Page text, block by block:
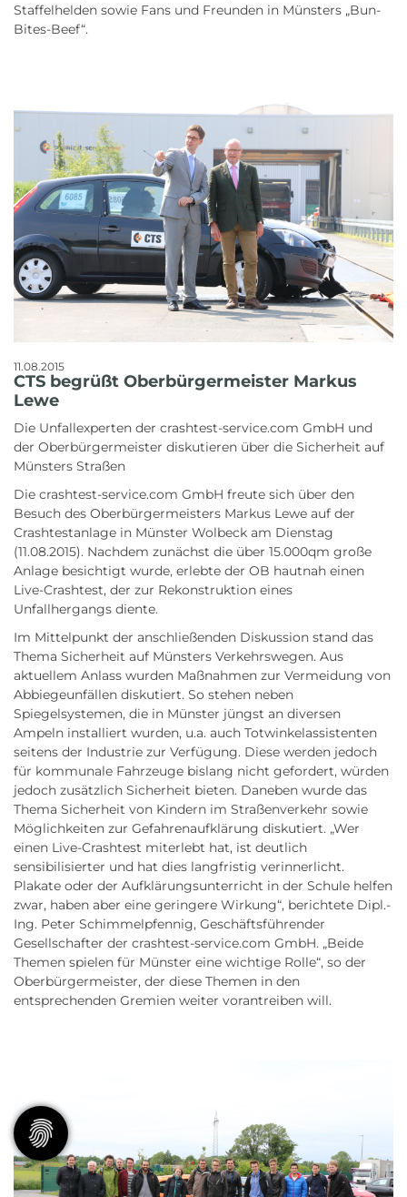
Staffelhelden sowie Fans und Freunden in Münsters „Bun-
Bites-Beef“.
11.08.2015
CTS begrüßt Oberbürgermeister Markus
Lewe
Die Unfallexperten der crashtest-service.com GmbH und
der Oberbürgermeister diskutieren über die Sicherheit auf
Münsters Straßen
Die crashtest-service.com GmbH freute sich über den
Besuch des Oberbürgermeisters Markus Lewe auf der
Crashtestanlage in Münster Wolbeck am Dienstag
(11.08.2015). Nachdem zunächst die über 15.000qm große
Anlage besichtigt wurde, erlebte der OB hautnah einen
Live-Crashtest, der zur Rekonstruktion eines
Unfallhergangs diente.
Im Mittelpunkt der anschließenden Diskussion stand das
Thema Sicherheit auf Münsters Verkehrswegen. Aus
aktuellem Anlass wurden Maßnahmen zur Vermeidung von
Abbiegeunfällen diskutiert. So stehen neben
Spiegelsystemen, die in Münster jüngst an diversen
Ampeln installiert wurden, u.a. auch Totwinkelassistenten
seitens der Industrie zur Verfügung. Diese werden jedoch
für kommunale Fahrzeuge bislang nicht gefordert, würden
jedoch zusätzlich Sicherheit bieten. Daneben wurde das
Thema Sicherheit von Kindern im Straßenverkehr sowie
Möglichkeiten zur Gefahrenaufklärung diskutiert. „Wer
einen Live-Crashtest miterlebt hat, ist deutlich
sensibilisierter und hat dies langfristig verinnerlicht.
Plakate oder der Aufklärungsunterricht in der Schule helfen
zwar, haben aber eine geringere Wirkung“, berichtete Dipl.-
Ing. Peter Schimmelpfennig, Geschäftsführender
Gesellschafter der crashtest-service.com GmbH. „Beide
Themen spielen für Münster eine wichtige Rolle“, so der
Oberbürgermeister, der diese Themen in den
entsprechenden Gremien weiter vorantreiben will.